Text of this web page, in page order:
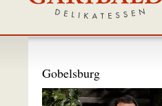
Gobelsburg